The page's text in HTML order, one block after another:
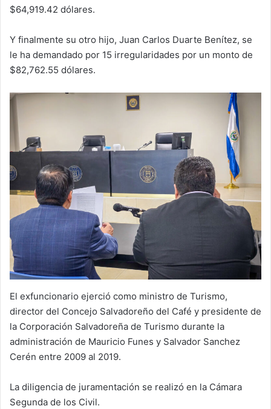
$64,919.42 dólares.
Y finalmente su otro hijo, Juan Carlos Duarte Benítez, se
le ha demandado por 15 irregularidades por un monto de
$82,762.55 dólares.
El exfuncionario ejerció como ministro de Turismo,
director del Concejo Salvadoreño del Café y presidente de
la Corporación Salvadoreña de Turismo durante la
administración de Mauricio Funes y Salvador Sanchez
Cerén entre 2009 al 2019.
La diligencia de juramentación se realizó en la Cámara
Segunda de los Civil.